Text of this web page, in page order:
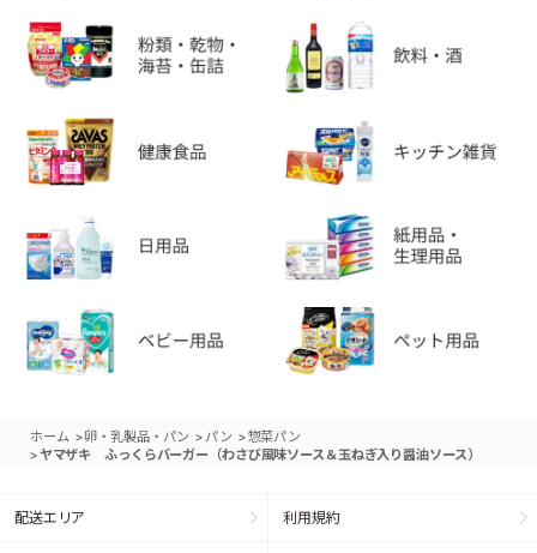
ホーム >卵・乳製品・パン > パン >惣菜パン
>ヤマザキ ふっくらバーガー（わさび風味ソース＆玉ねぎ入り醤油ソース）
配送エリア 利用規約